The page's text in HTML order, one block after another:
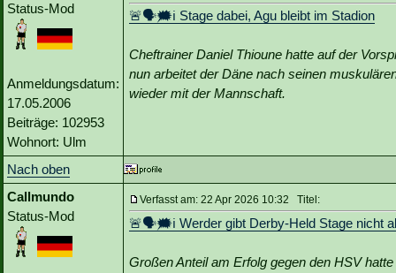
Status-Mod
Anmeldungsdatum:
17.05.2006
Beiträge: 102953
Wohnort: Ulm
🚨🗣🗯️ℹ️ Stage dabei, Agu bleibt im Stadion
Cheftrainer Daniel Thioune hatte auf der
nun arbeitet der Däne nach seinen
wieder mit der Mannschaft.
Nach oben
Callmundo
Status-Mod
Verfasst am: 22 Apr 2026 10:32 Titel:
🚨🗣🗯️ℹ️ Werder gibt Derby-Held Stage nicht
Großen Anteil am Erfolg gegen den HSV